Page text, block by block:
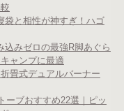
袋と相性が神すぎ！ハゴ
込みゼロの最強R脚あぐら
ャンプに最適
畳式デュアルバーナー
ーブおすすめ22選｜ピッ